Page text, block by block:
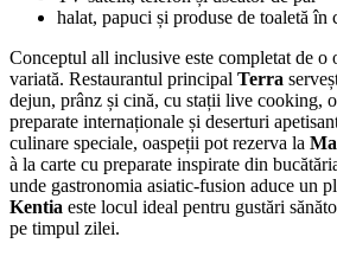
halat, papuci și produse de toaletă în
Conceptul all inclusive este completat de o
variată. Restaurantul principal Terra
dejun, prânz și cină, cu stații live cooking,
preparate internaționale și deserturi
culinare speciale, oaspeții pot rezerva la
à la carte cu preparate inspirate din
unde gastronomia asiatic-fusion aduce un
Kentia este locul ideal pentru gustări
pe timpul zilei.